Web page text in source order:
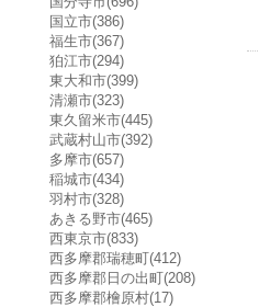
国立市(386)
福生市(367)
狛江市(294)
東大和市(399)
清瀬市(323)
東久留米市(445)
武蔵村山市(392)
多摩市(657)
稲城市(434)
羽村市(328)
あきる野市(465)
西東京市(833)
西多摩郡瑞穂町(412)
西多摩郡日の出町(208)
西多摩郡檜原村(17)